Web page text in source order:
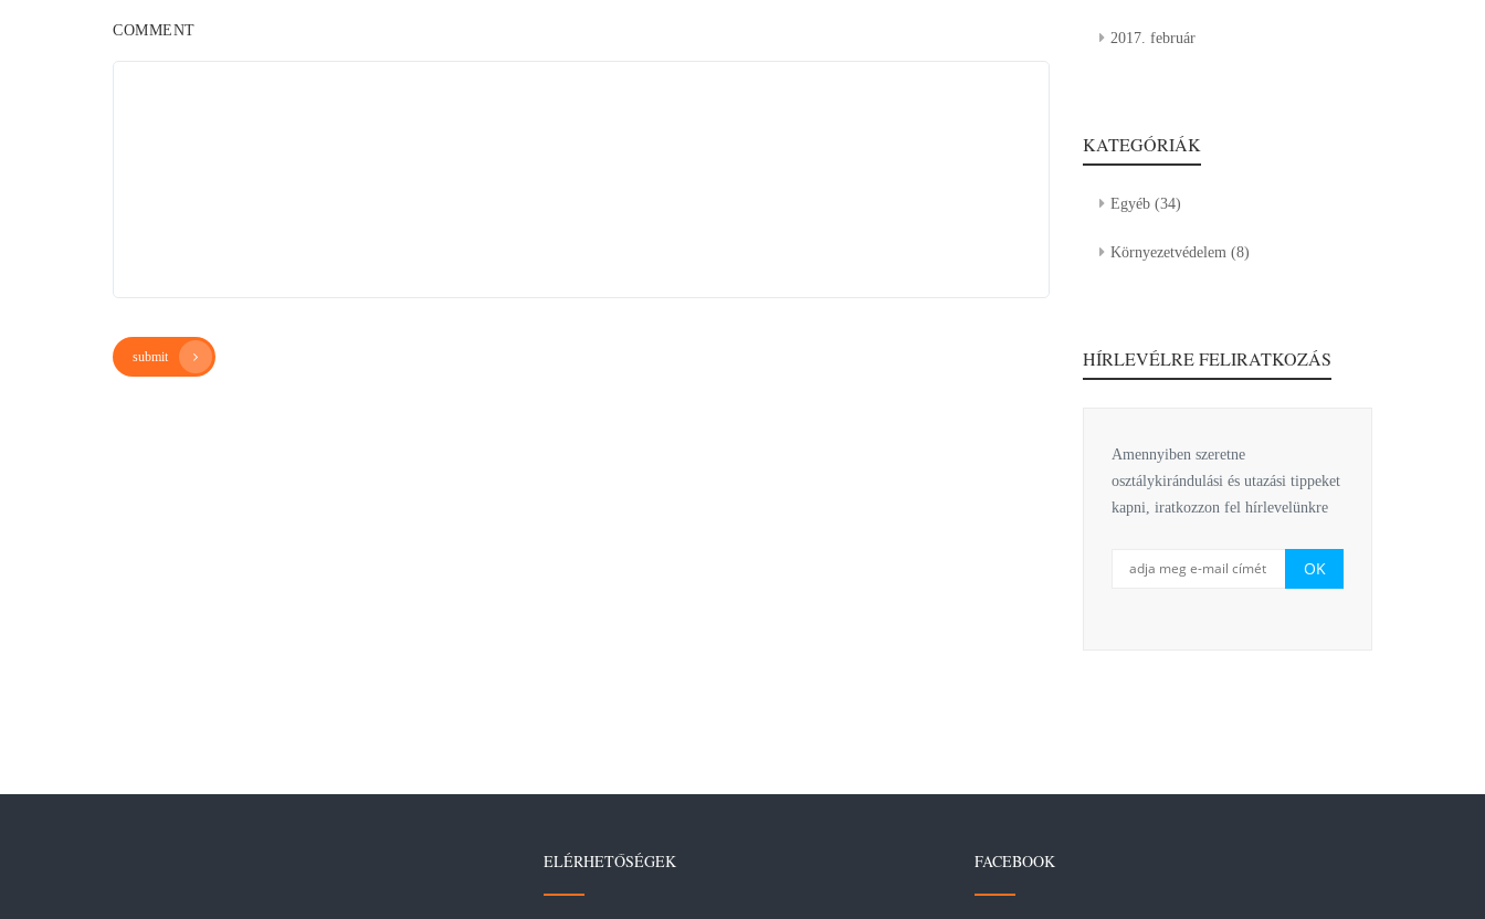
COMMENT
submit
2017. február
KATEGÓRIÁK
Egyéb(34)
Környezetvédelem (8)
HÍRLEVÉLRE FELIRATKOZÁS
Amennyiben szeretne
osztálykirándulási és utazási tippeket
kapni, iratkozzon fel hírlevelünkre
ELÉRHETŐSÉGEK FACEBOOK